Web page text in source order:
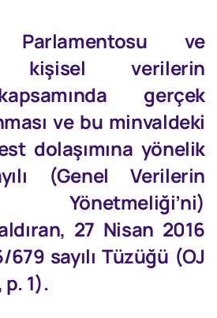
ve
kişisel verilerin
gerçek
ve bu minvaldeki
dolaşımına yönelik
(Genel Verilerin
Yönetmeliği’ni)
27 Nisan 2016
sayılı Tüzüğü (OJ
p. 1).